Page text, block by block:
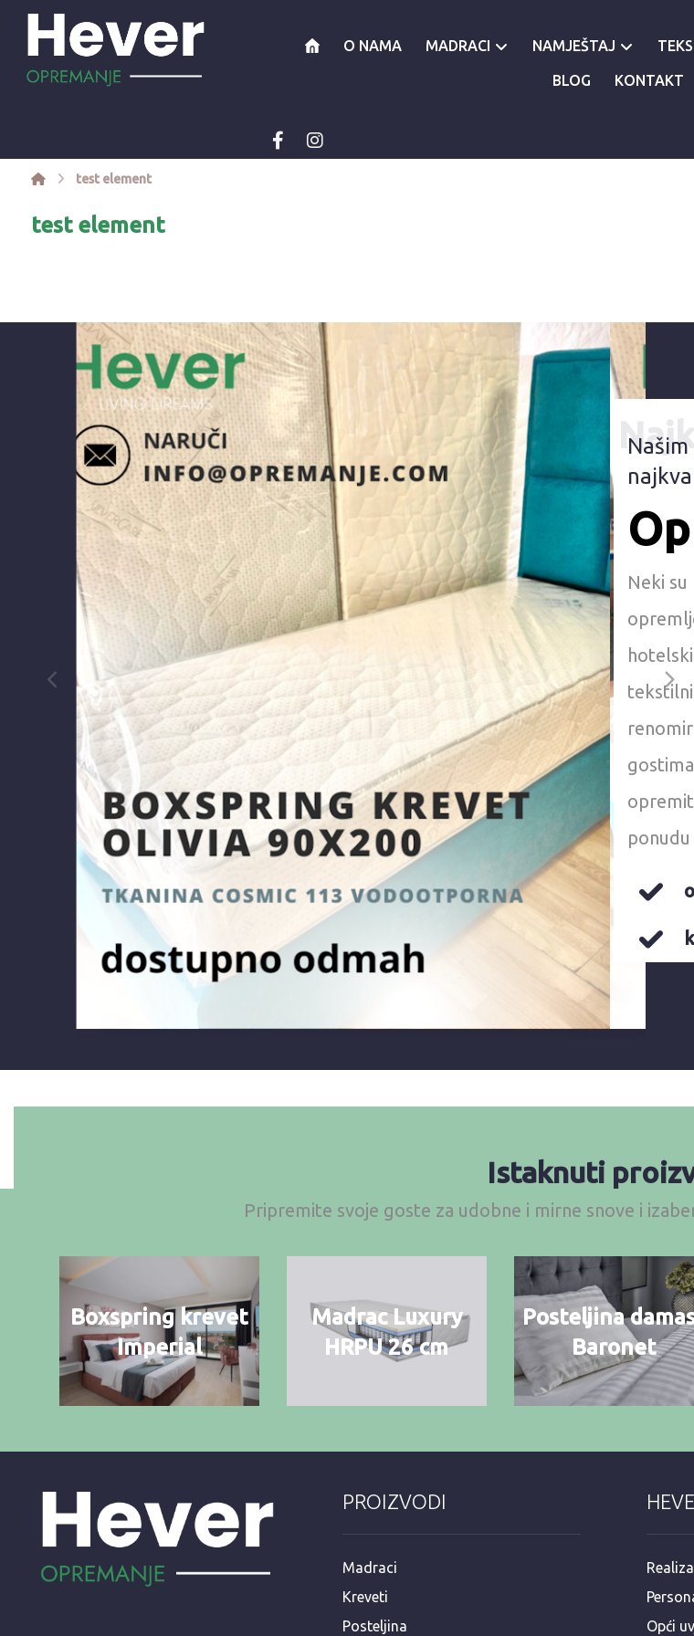
O NAMA MADRACI NAMJEŠTAJ
BLOG KONTAKT
test element
test element
Neki
Istaknuti
Pripremite svoje goste za udobne i mirne snove i
Boxspring krevet
Imperial
Madrac Luxury
HRPU 26 cm
Posteljina
Baronet
PROIZVODI
Madraci
Kreveti
Posteljina
Opći